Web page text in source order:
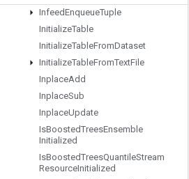
InfeedEnqueueTuple
InitializeTable
InitializeTableFromDataset
InitializeTableFromTextFile
InplaceAdd
InplaceSub
InplaceUpdate
IsBoostedTreesEnsemble
Initialized
IsBoostedTreesQuantileStream
ResourceInitialized